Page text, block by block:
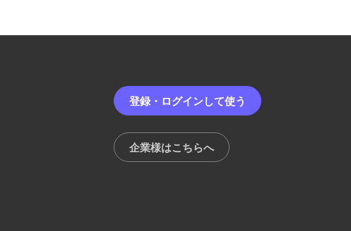
登録・ログインして使う
企業様はこちらへ